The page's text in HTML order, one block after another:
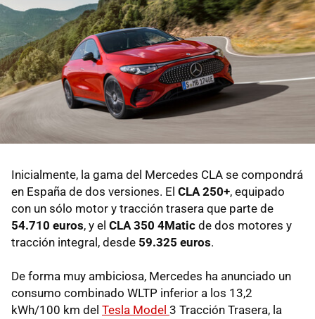
Inicialmente, la gama del Mercedes CLA se compondrá
en España de dos versiones. El CLA 250+, equipado
con un sólo motor y tracción trasera que parte de
54.710 euros, y el CLA 350 4Matic de dos motores y
tracción integral, desde 59.325 euros.
De forma muy ambiciosa, Mercedes ha anunciado un
consumo combinado WLTP inferior a los 13,2
kWh/100 km del Tesla Model 3 Tracción Trasera, la